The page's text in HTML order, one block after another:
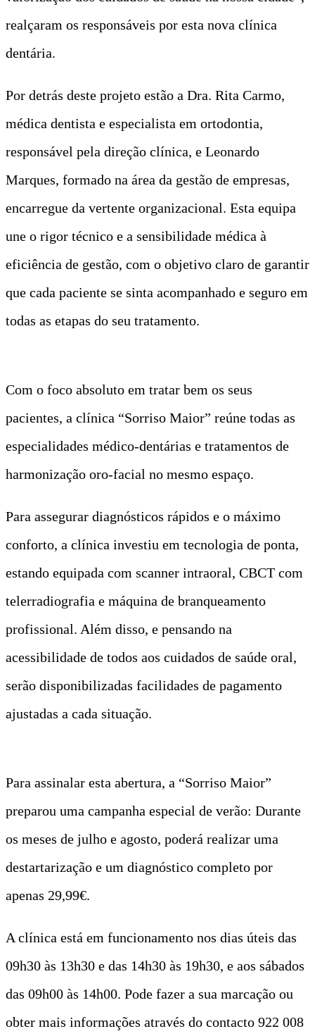
realçaram os responsáveis por esta nova clínica
dentária.
Por detrás deste projeto estão a Dra. Rita Carmo,
médica dentista e especialista em ortodontia,
responsável pela direção clínica, e Leonardo
Marques, formado na área da gestão de empresas,
encarregue da vertente organizacional. Esta equipa
une o rigor técnico e a sensibilidade médica à
eficiência de gestão, com o objetivo claro de garantir
que cada paciente se sinta acompanhado e seguro em
todas as etapas do seu tratamento.
Com o foco absoluto em tratar bem os seus
pacientes, a clínica “Sorriso Maior” reúne todas as
especialidades médico-dentárias e tratamentos de
harmonização oro-facial no mesmo espaço.
Para assegurar diagnósticos rápidos e o máximo
conforto, a clínica investiu em tecnologia de ponta,
estando equipada com scanner intraoral, CBCT com
telerradiografia e máquina de branqueamento
profissional. Além disso, e pensando na
acessibilidade de todos aos cuidados de saúde oral,
serão disponibilizadas facilidades de pagamento
ajustadas a cada situação.
Para assinalar esta abertura, a “Sorriso Maior”
preparou uma campanha especial de verão: Durante
os meses de julho e agosto, poderá realizar uma
destartarização e um diagnóstico completo por
apenas 29,99€.
A clínica está em funcionamento nos dias úteis das
09h30 às 13h30 e das 14h30 às 19h30, e aos sábados
das 09h00 às 14h00. Pode fazer a sua marcação ou
obter mais informações através do contacto 922 008